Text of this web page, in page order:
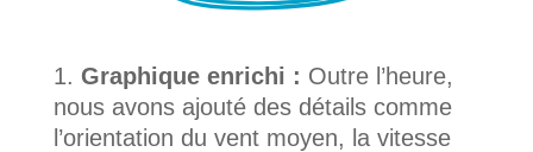
Graphique enrichi : Outre l’heure,
nous avons ajouté des détails comme
l’orientation du vent moyen, la vitesse